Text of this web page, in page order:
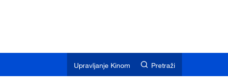
Upravljanje Kinom Pretraži